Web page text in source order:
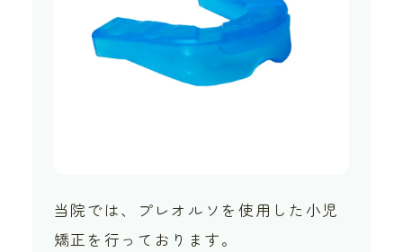
当院では、プレオルソを使用した小児
矯正を行っております。